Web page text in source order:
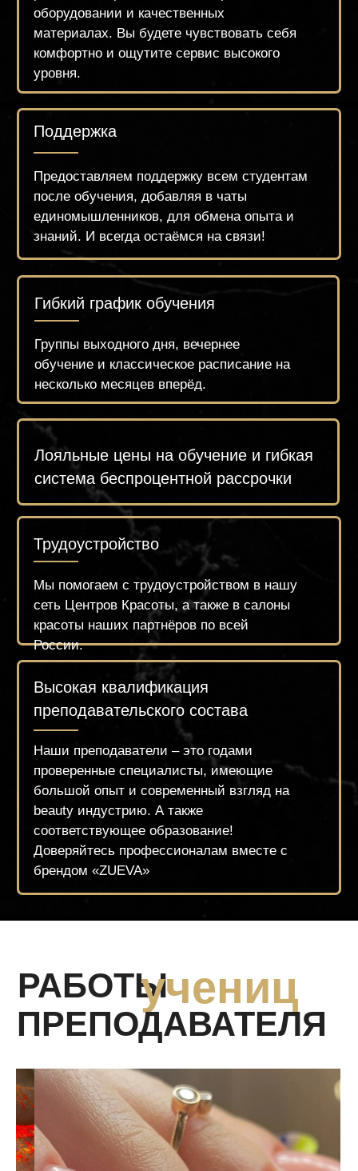
ПРЕПОДАВАТЕЛЯ
Оставить заявку
НАЧНИТЕ
Чтобы записаться на курс, напишите нам в
What's App или оставьте заявку на сайте на
нужный день. Менеджер проинформирует Вас
о расписании курса и поможет забронировать
обучение
ПРЯМО СЕЙЧАС
Оплатить
12.500 РУБ.
Инстаграмный квадрат
повышение квалификации
Адрес:
ул. Селигерская 26 к.1
Обратный звонок
Почта:
academyzueva@mail.ru